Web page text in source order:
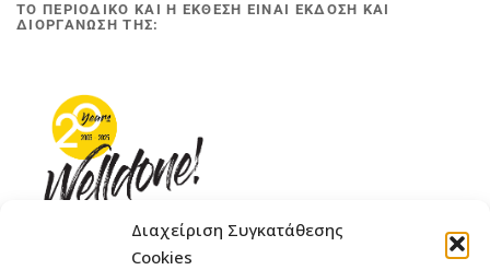
Διαχείριση Συγκατάθεσης
Cookies
ΤΟ ΠΕΡΙΟΔΙΚΟ ΚΑΙ Η ΕΚΘΕΣΗ ΕΙΝΑΙ ΕΚΔΟΣΗ ΚΑΙ
ΔΙΟΡΓΑΝΩΣΗ ΤΗΣ: